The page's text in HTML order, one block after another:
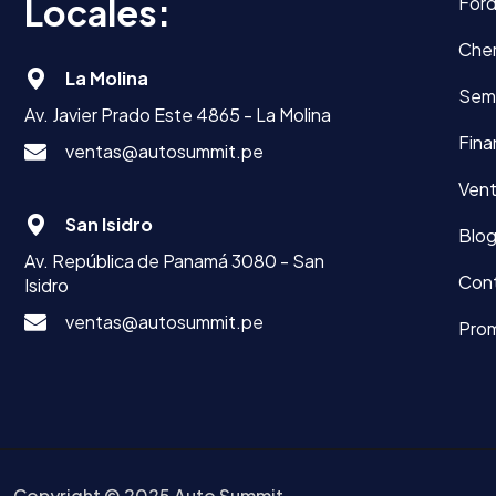
Locales:
La Molina
Av. Javier Prado Este 4865 - La Molina
ventas@autosummit.pe
San Isidro
Av. República de Panamá 3080 - San
Isidro
ventas@autosummit.pe
Blog